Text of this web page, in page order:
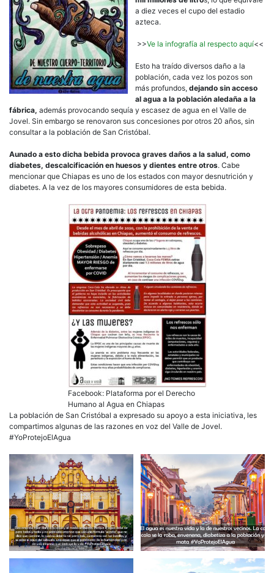
a diez veces el cupo del estadio
azteca.
>>Ve la infografía al respecto aquí<<
Esto ha traído diversos daño a la
población, cada vez los pozos son
más profundos, dejando sin acceso
al agua a la población aledaña a la
fábrica, además provocando sequía y escasez de agua en el Valle de
Jovel. Sin embargo se renovaron sus concesiones por otros 20 años, sin
consultar a la población de San Cristóbal.
Aunado a esto dicha bebida provoca graves daños a la salud, como
diabetes, descalcificación en huesos y dientes entre otros. Cabe
mencionar que Chiapas es uno de los estados con mayor desnutrición y
diabetes. A la vez de los mayores consumidores de esta bebida.
Facebook: Plataforma por el Derecho
Humano al Agua en Chiapas
La población de San Cristóbal a expresado su apoyo a esta iniciativa, les
compartimos algunas de las razones en voz del Valle de Jovel.
#YoProtejoElAgua